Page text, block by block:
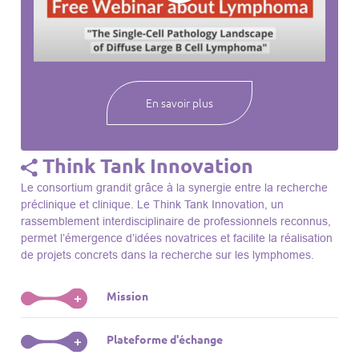
webinaires à venir, des séances précédentes et joignez-vous
notre compréhension des lymphomes et des maladies
En savoir plus
Think Tank Innovation
Le consortium grandit grâce à la synergie entre la recherche
préclinique et clinique. Le Think Tank Innovation, un
rassemblement interdisciplinaire de professionnels reconnus,
permet l’émergence d’idées novatrices et facilite la réalisation
de projets concrets dans la recherche sur les lymphomes.
+ Mission
Le Think Tank initie des projets, façonne des initiatives de
R&D, identifie des porteurs et promeut l’unité parmi les
+ Plateforme d'échange